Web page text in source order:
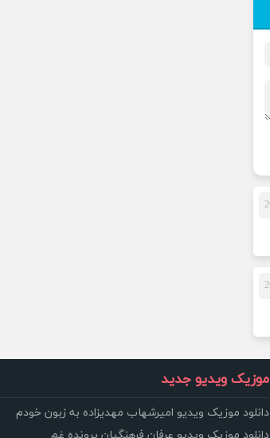
موزیک ویدیو جدید
دانلود موزیک ویدیو امیرشهاب مهدیزاده به زبون خودم
دانلود موزیک ویدیو عرفان فرهنگیان پرونده غم